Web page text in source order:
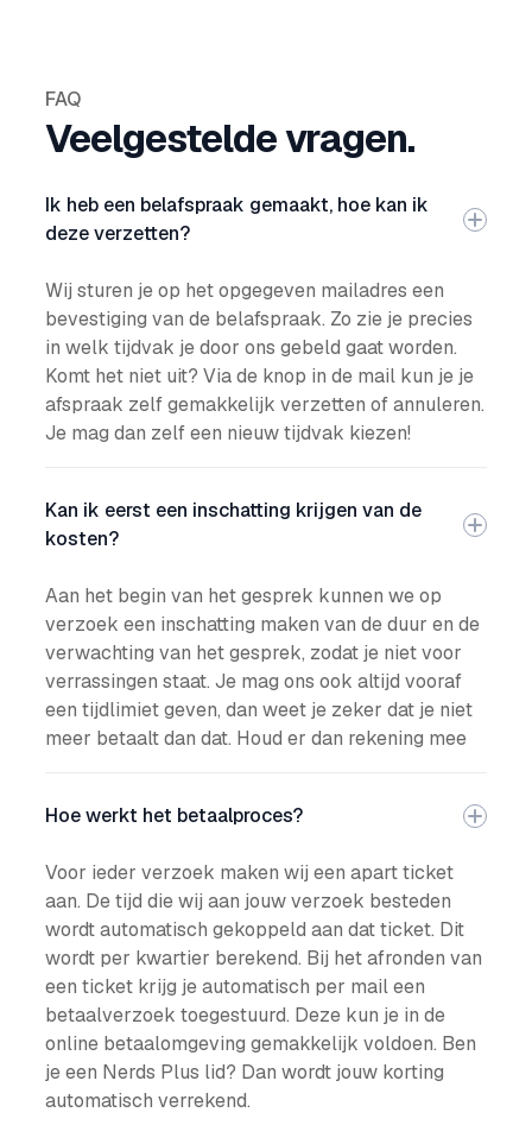
FAQ
Veelgestelde vragen.
Ik heb een belafspraak gemaakt, hoe kan ik
deze verzetten?
Wij sturen je op het opgegeven mailadres een
bevestiging van de belafspraak. Zo zie je precies
in welk tijdvak je door ons gebeld gaat worden.
Komt het niet uit? Via de knop in de mail kun je je
afspraak zelf gemakkelijk verzetten of annuleren.
Je mag dan zelf een nieuw tijdvak kiezen!
Kan ik eerst een inschatting krijgen van de
kosten?
Aan het begin van het gesprek kunnen we op
verzoek een inschatting maken van de duur en de
verwachting van het gesprek, zodat je niet voor
verrassingen staat. Je mag ons ook altijd vooraf
een tijdlimiet geven, dan weet je zeker dat je niet
meer betaalt dan dat. Houd er dan rekening mee
Hoe werkt het betaalproces?
Voor ieder verzoek maken wij een apart ticket
aan. De tijd die wij aan jouw verzoek besteden
wordt automatisch gekoppeld aan dat ticket. Dit
wordt per kwartier berekend. Bij het afronden van
een ticket krijg je automatisch per mail een
betaalverzoek toegestuurd. Deze kun je in de
online betaalomgeving gemakkelijk voldoen. Ben
je een Nerds Plus lid? Dan wordt jouw korting
automatisch verrekend.